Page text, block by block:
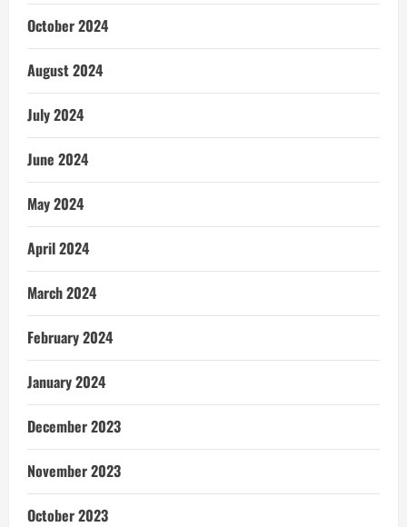
October 2024
August 2024
July 2024
June 2024
May 2024
April 2024
March 2024
February 2024
January 2024
December 2023
November 2023
October 2023